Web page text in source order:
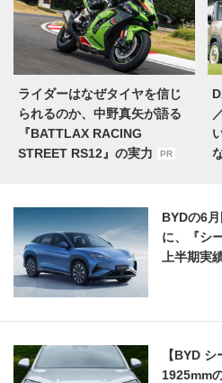
ライダーはなぜタイヤを信じ
られるのか、中野真矢が語る
『BATTLAX RACING
STREET RS12』の実力
PR
BYDの6
に、『シ
上半期実
【BYD
1925mm